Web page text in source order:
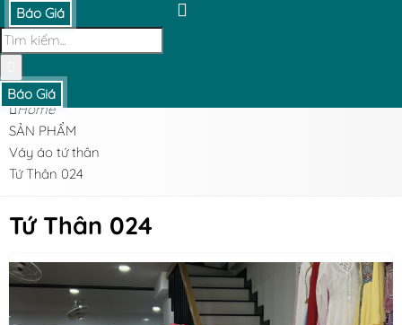
Báo Giá
Báo Giá
Home
SẢN PHẨM
Váy áo tứ thân
Tứ Thân 024
Tứ Thân 024